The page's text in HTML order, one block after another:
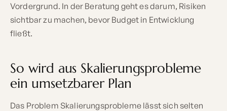
Vordergrund. In der Beratung geht es darum, Risiken
sichtbar zu machen, bevor Budget in Entwicklung
fließt.
So wird aus Skalierungsprobleme
ein umsetzbarer Plan
Das Problem Skalierungsprobleme lässt sich selten